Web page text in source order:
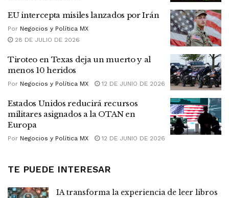
EU intercepta misiles lanzados por Irán
Por Negocios y Política MX
28 DE JULIO DE 2026
Tiroteo en Texas deja un muerto y al
menos 10 heridos
Por Negocios y Política MX 12 DE JUNIO DE 2026
Estados Unidos reducirá recursos
militares asignados a la OTAN en
Europa
Por Negocios y Política MX 12 DE JUNIO DE 2026
TE PUEDE INTERESAR
IA transforma la experiencia de leer libros